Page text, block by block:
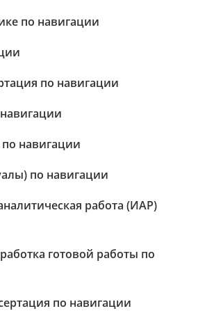
по навигации
по навигации
навигации
по навигации
работа (ИАР)
готовой работы по
по навигации